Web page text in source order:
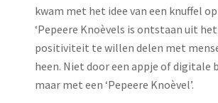
kwam met het idee van een knuffel
‘Pepeere Knoèvels is ontstaan uit
positiviteit te willen delen met
heen. Niet door een appje of digitale
maar met een ‘Pepeere Knoèvel’.